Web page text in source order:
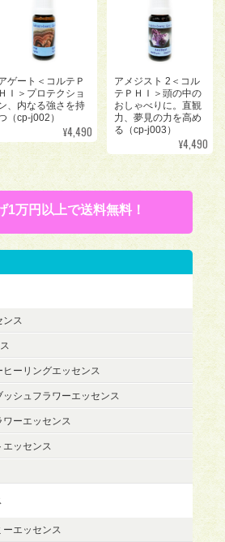
ゲート＜コルテＰ
ＨＩ＞プロテクショ
、内なる強さを持
（cp-j002）
¥4,490
アメジスト 2＜コル
テＰＨＩ＞頭の中の
おしゃべりに。直観
力、夢見の力を高め
る（cp-j003）
¥4,490
1万円以上で送料無料！
ンス
ーリングエッセンス
シュフラワーエッセンス
ーエッセンス
ッセンス
ーエッセンス